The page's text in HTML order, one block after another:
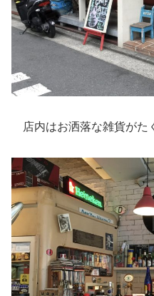
店内はお洒落な雑貨がた